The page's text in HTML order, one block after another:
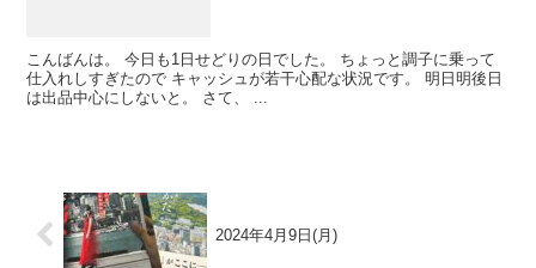
こんばんは。 今日も1日せどりの日でした。 ちょっと調子に乗って
仕入れしすぎたので キャッシュが若干心配な状況です。 明日明後日
は出品中心にしないと。 さて、 ...
2024年4月9日(月)